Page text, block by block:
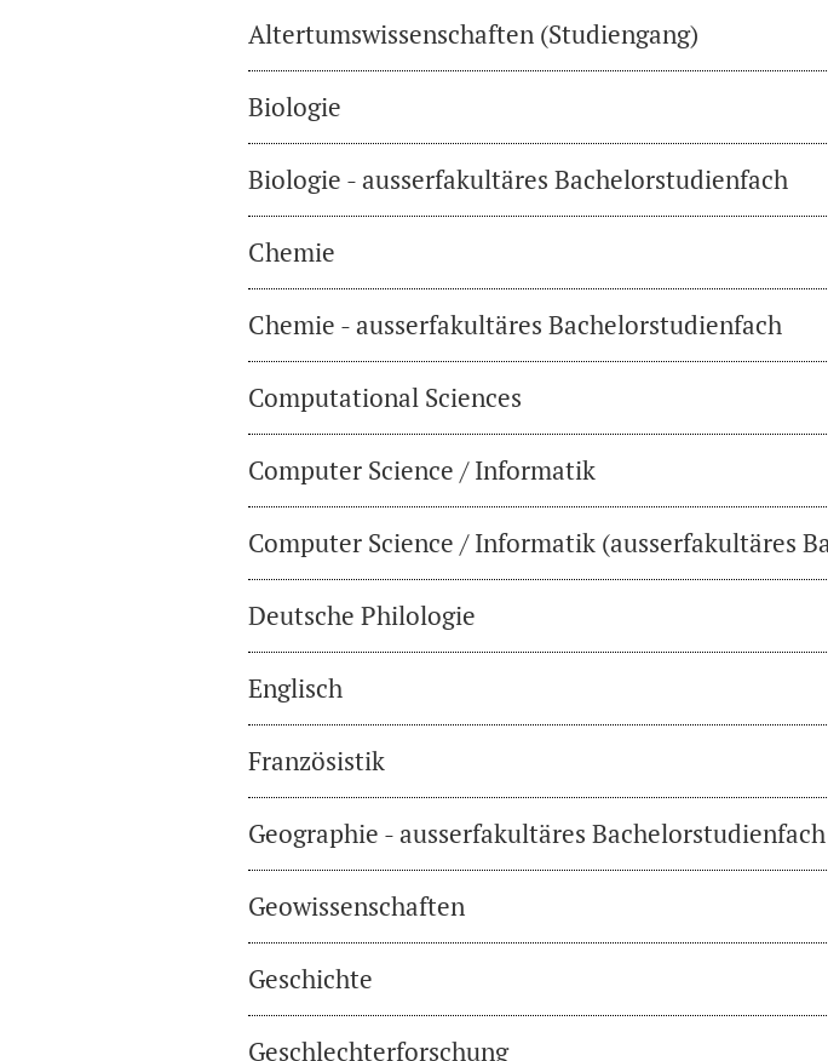
Altertumswissenschaften (Studiengang)
Biologie
Biologie - ausserfakultäres Bachelorstudienfach
Chemie
Chemie - ausserfakultäres Bachelorstudienfach
Computational Sciences
Computer Science / Informatik
Computer Science / Informatik (ausserfakultäres
Deutsche Philologie
Englisch
Französistik
Geographie - ausserfakultäres Bachelorstudienfach
Geowissenschaften
Geschichte
Geschlechterforschung